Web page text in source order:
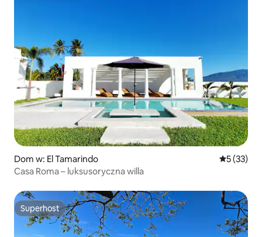
Dom w: El Tamarindo Średnia
5 (33)
Casa Roma – luksusoryczna willa
Superhost
Superhost